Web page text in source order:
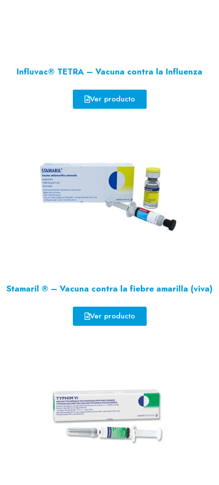
Influvac® TETRA – Vacuna contra la Influenza
Ver producto
Stamaril ® – Vacuna contra la fiebre amarilla (viva)
Ver producto